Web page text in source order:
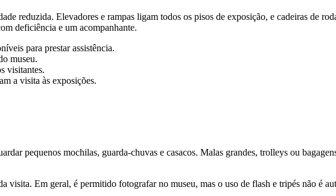
reduzida. Elevadores e rampas ligam todos os pisos de exposição, e cadeiras de
deficiência e um acompanhante.
para prestar assistência.
museu.
visitantes.
a visita às exposições.
pequenos mochilas, guarda-chuvas e casacos. Malas grandes, trolleys ou
visita. Em geral, é permitido fotografar no museu, mas o uso de flash e tripés não é